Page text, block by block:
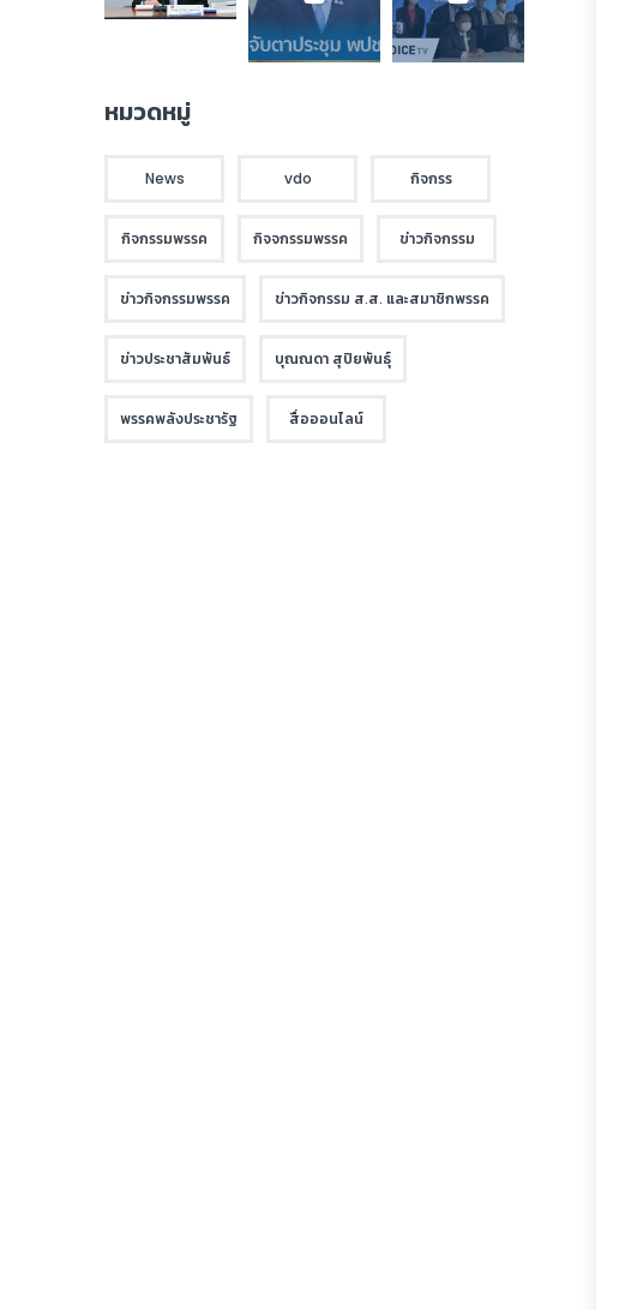
หมวดหมู่
News vdo กิจกรร
กิจกรรมพรรค กิจจกรรมพรรค ข่าวกิจกรรม
ข่าวกิจกรรมพรรค ข่าวกิจกรรม ส.ส. และสมาชิกพรรค
ข่าวประชาสัมพันธ์ บุณณดา สุปิยพันธุ์
พรรคพลังประชารัฐ สื่อออนไลน์